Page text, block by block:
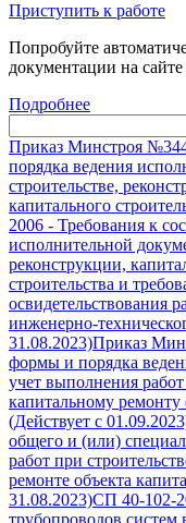
Приступить к работе
Попробуйте
документации на
Подробнее
Приказ Минстроя
порядка ведения
строительстве,
капитального
2006 - Требования к
исполнительной
реконструкции,
строительства и
освидетельствования
инженерно-
31.08.2023)Приказ
формы и порядка
учет выполнения
капитальному ремонту
(Действует с
общего и (или)
работ при
ремонте объекта
31.08.2023)СП 40-102-
трубопроводов систем